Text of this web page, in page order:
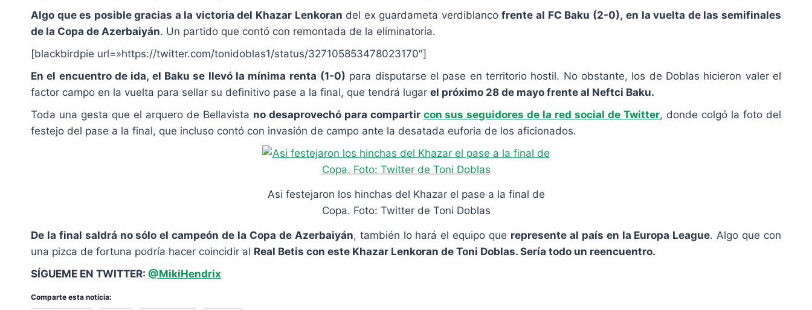
Algo que es posible gracias a la victoria del Khazar Lenkoran del ex guardameta verdiblancofrente al FC Baku (2-0), en la vuelta de las semifinales
de la Copa de Azerbaiyán. Un partido que contó con remontada de la eliminatoria.
[blackbirdpie url=»https://twitter.com/tonidoblas1/status/327105853478023170″]
En el encuentro de ida, el Baku se llevó la mínima renta (1-0) para disputarse el pase en territorio hostil. No obstante, los de Doblas hicieron valer el
factor campo en la vuelta para sellar su definitivo pase a la final, que tendrá lugar el próximo 28 de mayo frente al Neftci Baku.
Toda una gesta que el arquero de Bellavista no desaprovechó para compartir con sus seguidores de la red social de Twitter, donde colgó la foto del
festejo del pase a la final, que incluso contó con invasión de campo ante la desatada euforia de los aficionados.
Asi festejaron los hinchas del Khazar el pase a la final de
Copa. Foto: Twitter de Toni Doblas
De la final saldrá no sólo el campeón de la Copa de Azerbaiyán, también lo hará el equipo que represente al país en la Europa League. Algo que con
una pizca de fortuna podría hacer coincidir al Real Betis con este Khazar Lenkoran de Toni Doblas. Sería todo un reencuentro.
SÍGUEME EN TWITTER: @MikiHendrix
Comparte esta noticia: